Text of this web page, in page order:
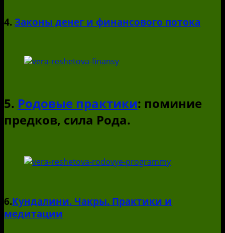
4. Законы денег и финансового потока
5. Родовые практики: поминие
предков, сила Рода.
6.Кундалини. Чакры. Практики и
медитации